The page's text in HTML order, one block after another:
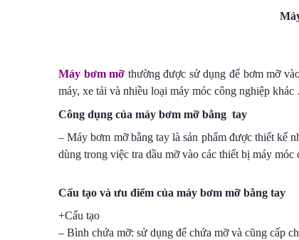
Máy bơm mỡ thường được sử dụng để bơm mỡ
máy, xe tải và nhiều loại máy móc công nghiệp
Công dụng của máy bơm mỡ bằng tay
– Máy bơm mỡ bằng tay là sản phẩm được thiết kế
dùng trong việc tra dầu mỡ vào các thiết bị máy
Cấu tạo và ưu điểm của máy bơm mỡ bằng tay
+Cấu tạo
– Bình chứa mỡ: sử dụng để chứa mỡ và cũng cấp